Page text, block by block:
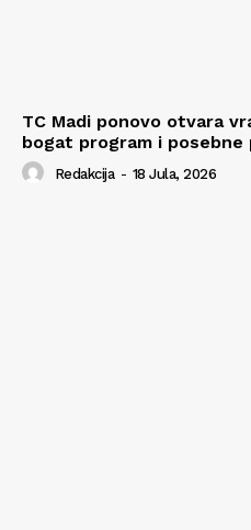
TC Madi ponovo otvara
bogat program i posebne
Redakcija - 18 Jula, 2026